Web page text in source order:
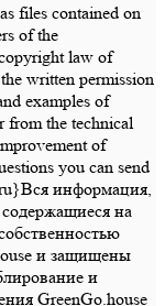
files contained on
of the
law of
written permission
examples of
from the technical
of
you can send
информация,
на
и защищены
и
GreenGo.house